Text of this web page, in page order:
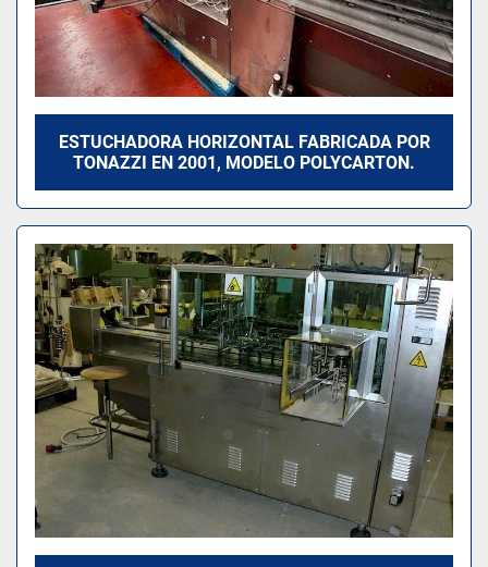
ESTUCHADORA HORIZONTAL FABRICADA POR
TONAZZI EN 2001, MODELO POLYCARTON.